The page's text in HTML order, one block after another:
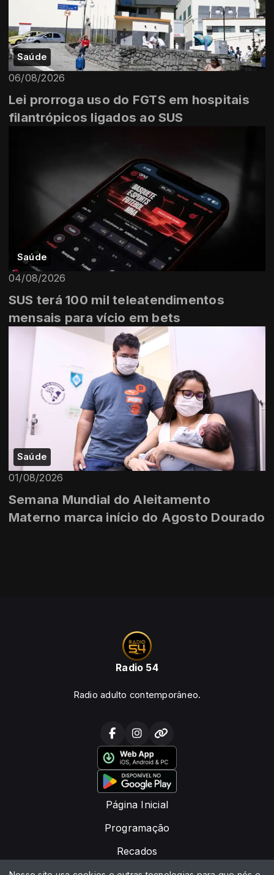
Saúde
06/08/2026
Lei prorroga uso do FGTS em hospitais
filantrópicos ligados ao SUS
Saúde
04/08/2026
SUS terá 100 mil teleatendimentos
mensais para vício em bets
Saúde
01/08/2026
Semana Mundial do Aleitamento
Materno marca início do Agosto Dourado
Radio 54
Radio adulto contemporâneo.
Página Inicial
Programação
Recados